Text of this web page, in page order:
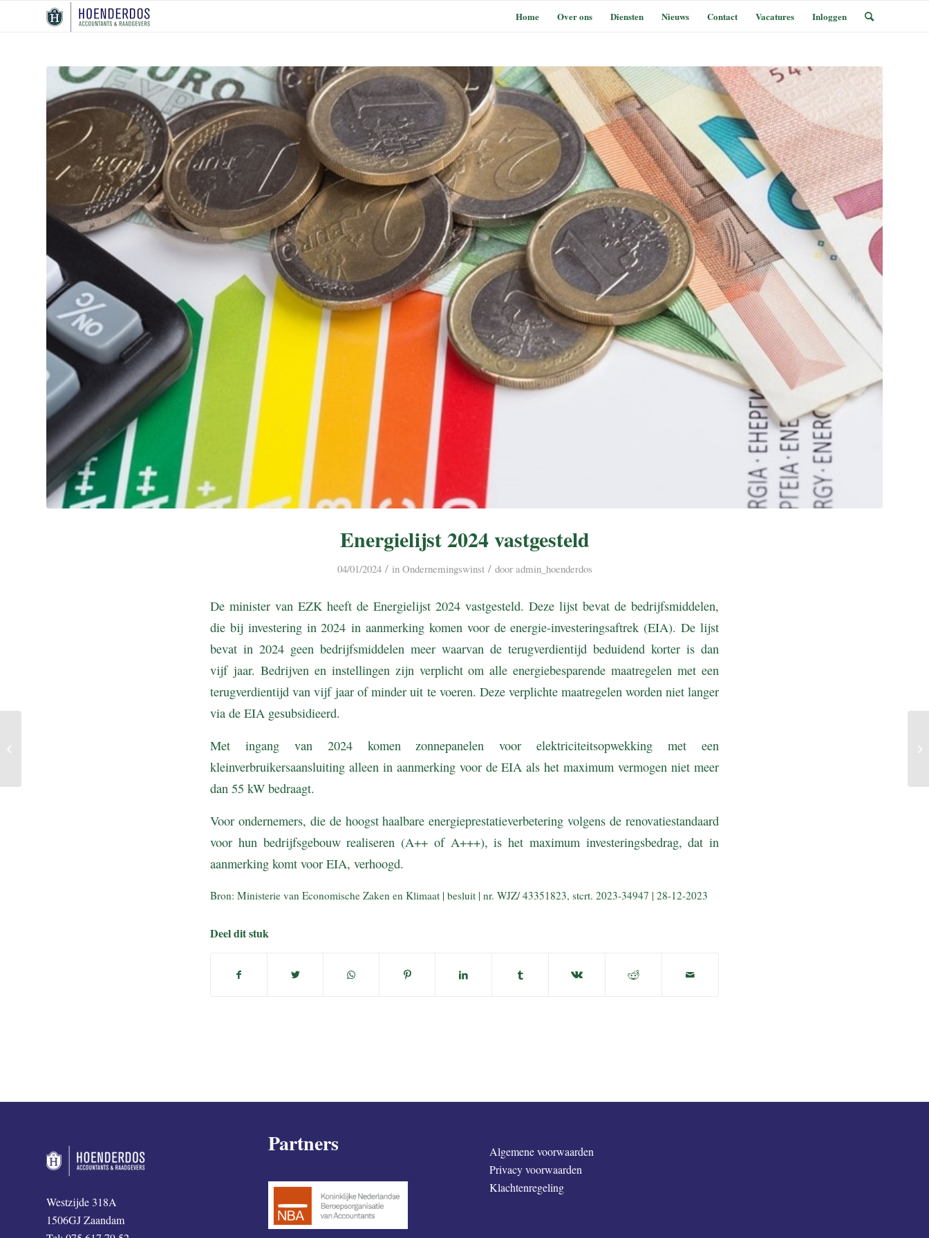
Home Over ons Diensten Nieuws Contact Vacatures Inloggen
Energielijst 2024 vastgesteld
04/01/2024 / in Ondernemingswinst / door admin_hoenderdos
De minister van EZK heeft de Energielijst 2024 vastgesteld. Deze lijst bevat de bedrijfsmiddelen,
die bij investering in 2024 in aanmerking komen voor de energie-investeringsaftrek (EIA). De lijst
bevat in 2024 geen bedrijfsmiddelen meer waarvan de terugverdientijd beduidend korter is dan
vijf jaar. Bedrijven en instellingen zijn verplicht om alle energiebesparende maatregelen met een
terugverdientijd van vijf jaar of minder uit te voeren. Deze verplichte maatregelen worden niet langer
via de EIA gesubsidieerd.
Met ingang van 2024 komen zonnepanelen voor elektriciteitsopwekking met een
kleinverbruikersaansluiting alleen in aanmerking voor de EIA als het maximum vermogen niet meer
dan 55 kW bedraagt.
Voor ondernemers, die de hoogst haalbare energieprestatieverbetering volgens de renovatiestandaard
voor hun bedrijfsgebouw realiseren (A++ of A+++), is het maximum investeringsbedrag, dat in
aanmerking komt voor EIA, verhoogd.
Bron: Ministerie van Economische Zaken en Klimaat | besluit | nr. WJZ/ 43351823, stcrt. 2023-34947 | 28-12-2023
Deel dit stuk
Westzijde 318A
1506GJ Zaandam
Partners
Algemene voorwaarden
Privacy voorwaarden
Klachtenregeling